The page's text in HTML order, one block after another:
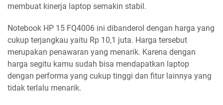
membuat kinerja laptop semakin stabil.
Notebook HP 15 FQ4006 ini dibanderol dengan harga yang
cukup terjangkau yaitu Rp 10,1 juta. Harga tersebut
merupakan penawaran yang menarik. Karena dengan
harga segitu kamu sudah bisa mendapatkan laptop
dengan performa yang cukup tinggi dan fitur lainnya yang
tidak terlalu menarik.